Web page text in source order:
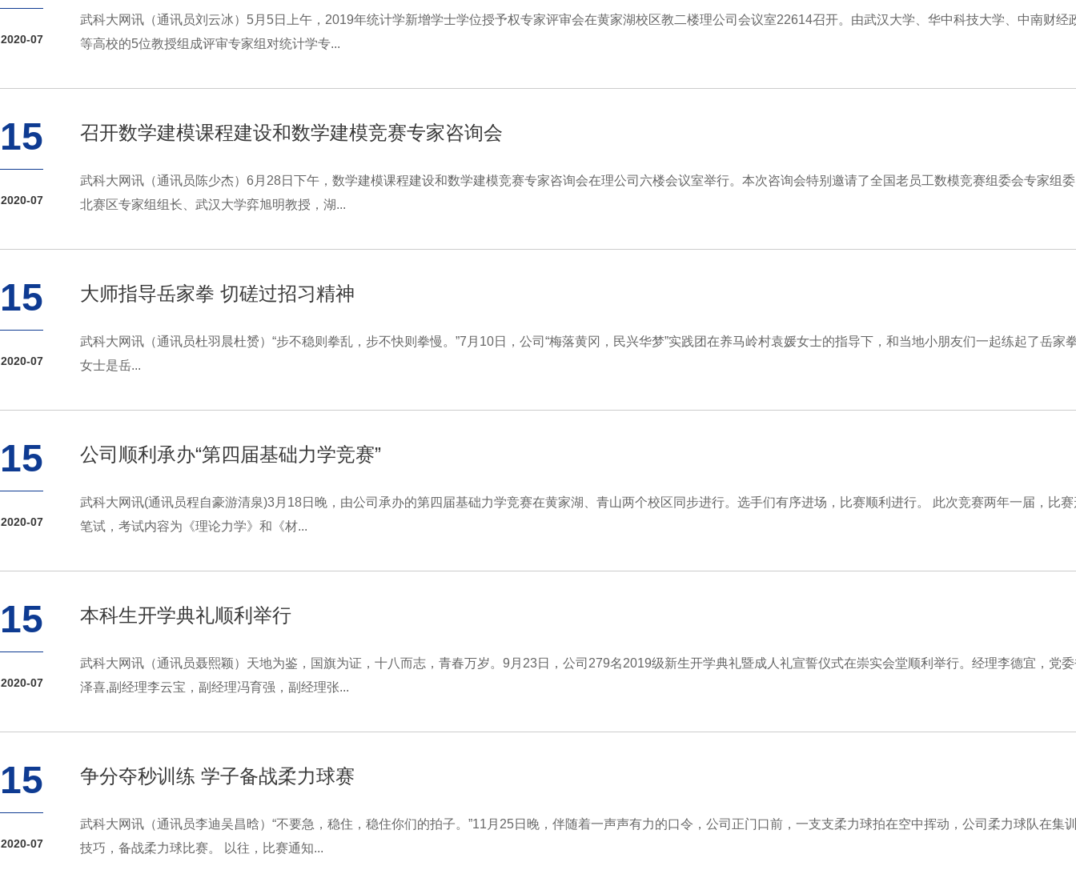
2020-07
武科大网讯（通讯员刘云冰）5月5日上午，2019年统计学新增学士学位授予权专家评审会在黄家湖校区教二楼理公司会议室22614召开。由武汉大学、华中科技大学、中南财经
等高校的5位教授组成评审专家组对统计学专...
15
2020-07
召开数学建模课程建设和数学建模竞赛专家咨询会
武科大网讯（通讯员陈少杰）6月28日下午，数学建模课程建设和数学建模竞赛专家咨询会在理公司六楼会议室举行。本次咨询会特别邀请了全国老员工数模竞赛组委会专家组
北赛区专家组组长、武汉大学弈旭明教授，湖...
15
2020-07
大师指导岳家拳 切磋过招习精神
武科大网讯（通讯员杜羽晨杜赟）“步不稳则拳乱，步不快则拳慢。”7月10日，公司“梅落黄冈，民兴华梦”实践团在养马岭村袁媛女士的指导下，和当地小朋友们一起练起了岳家拳。
女士是岳...
15
2020-07
公司顺利承办“第四届基础力学竞赛”
武科大网讯(通讯员程自豪游清泉)3月18日晚，由公司承办的第四届基础力学竞赛在黄家湖、青山两个校区同步进行。选手们有序进场，比赛顺利进行。 此次竞赛两年一届，比
笔试，考试内容为《理论力学》和《材...
15
2020-07
本科生开学典礼顺利举行
武科大网讯（通讯员聂熙颖）天地为鉴，国旗为证，十八而志，青春万岁。9月23日，公司279名2019级新生开学典礼暨成人礼宣誓仪式在崇实会堂顺利举行。经理李德宜，党
泽喜,副经理李云宝，副经理冯育强，副经理张...
15
2020-07
争分夺秒训练 学子备战柔力球赛
武科大网讯（通讯员李迪吴昌晗）“不要急，稳住，稳住你们的拍子。”11月25日晚，伴随着一声声有力的口令，公司正门口前，一支支柔力球拍在空中挥动，公司柔力球队在集
技巧，备战柔力球比赛。 以往，比赛通知...